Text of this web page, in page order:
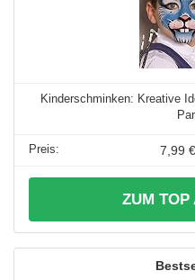
Kinderschminken: Kreative
7,99 €
ZUM TOP